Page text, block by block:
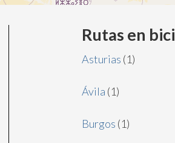
Rutas en bici
Asturias (1)
Ávila (1)
Burgos (1)